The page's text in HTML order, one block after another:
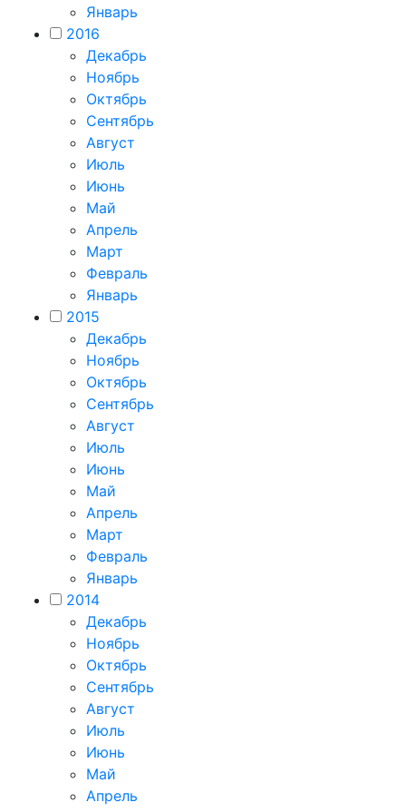
Январь
2016
Декабрь
Ноябрь
Октябрь
Сентябрь
Август
Июль
Июнь
Май
Апрель
Март
Февраль
Январь
2015
Декабрь
Ноябрь
Октябрь
Сентябрь
Август
Июль
Июнь
Май
Апрель
Март
Февраль
Январь
2014
Декабрь
Ноябрь
Октябрь
Сентябрь
Август
Июль
Июнь
Май
Апрель